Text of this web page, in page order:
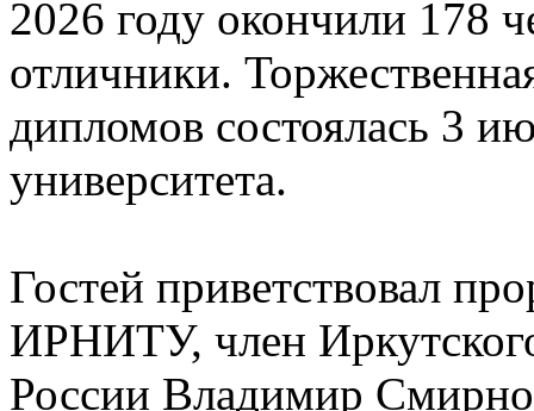
2026 году окончили 178
отличники.
дипломов состоялась 3
университета.
Гостей приветствовал
ИРНИТУ, член
России Владимир